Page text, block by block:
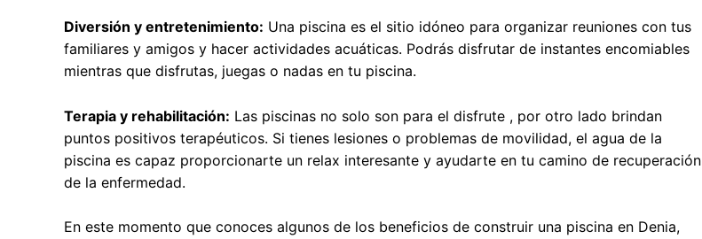
Diversión y entretenimiento: Una piscina es el sitio idóneo para organizar reuniones con tus
familiares y amigos y hacer actividades acuáticas. Podrás disfrutar de instantes encomiables
mientras que disfrutas, juegas o nadas en tu piscina.
Terapia y rehabilitación: Las piscinas no solo son para el disfrute , por otro lado brindan
puntos positivos terapéuticos. Si tienes lesiones o problemas de movilidad, el agua de la
piscina es capaz proporcionarte un relax interesante y ayudarte en tu camino de recuperación
de la enfermedad.
En este momento que conoces algunos de los beneficios de construir una piscina en Denia,